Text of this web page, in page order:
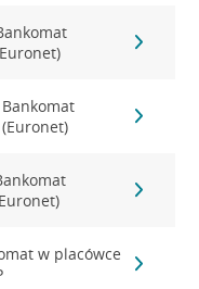
Bankomat
(Euronet)
w placówce